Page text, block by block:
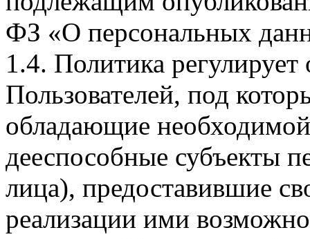
ФЗ «О персональных
1.4. Политика
Пользователей, под
обладающие
дееспособные субъекты
лица), предоставившие
реализации ими